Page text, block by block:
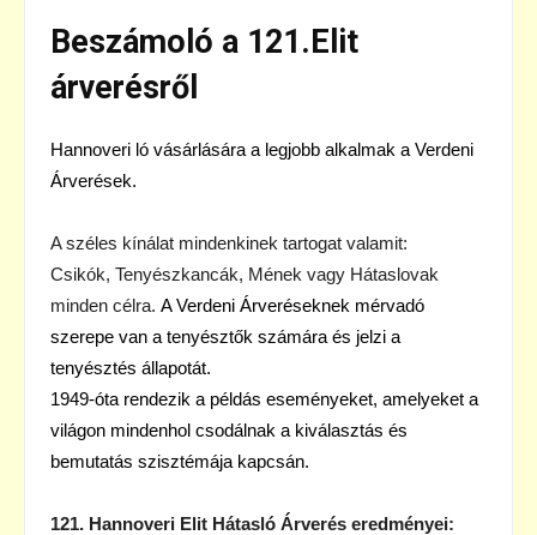
Beszámoló a 121.Elit
árverésről
Hannoveri ló vásárlására a legjobb alkalmak a Verdeni
Árverések.
A széles kínálat mindenkinek tartogat valamit:
Csikók, Tenyészkancák, Mének vagy Hátaslovak
minden célra. A Verdeni Árveréseknek mérvadó
szerepe van a tenyésztők számára és jelzi a
tenyésztés állapotát.
1949-óta rendezik a példás eseményeket, amelyeket a
világon mindenhol csodálnak a kiválasztás és
bemutatás szisztémája kapcsán.
121. Hannoveri Elit Hátasló Árverés eredményei: